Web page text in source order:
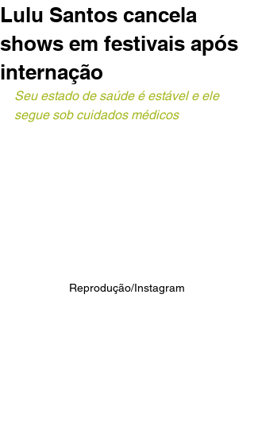
Lulu Santos cancela
shows em festivais após
internação
Seu estado de saúde é estável e ele
segue sob cuidados médicos
Reprodução/Instagram